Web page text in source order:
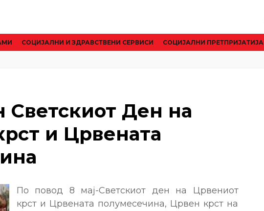
CОЦИЈАЛНИ И ЗДРАВСТВЕНИ СЕРВИСИ СОЦИЈАЛНИ ПРЕТПРИЈАТИЈА
Ден на
и Црвената
По повод 8 мај-Светскиот ден на Црвениот
крст и Црвената полумесечина, Црвен крст на